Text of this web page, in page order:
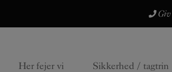
Giv
Her fejer vi Sikkerhed / tagtrin